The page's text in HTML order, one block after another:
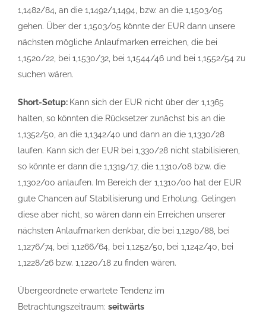
1,1482/84, an die 1,1492/1,1494, bzw. an die 1,1503/05
gehen. Über der 1,1503/05 könnte der EUR dann unsere
nächsten mögliche Anlaufmarken erreichen, die bei
1,1520/22, bei 1,1530/32, bei 1,1544/46 und bei 1,1552/54 zu
suchen wären.
Short-Setup: Kann sich der EUR nicht über der 1,1365
halten, so könnten die Rücksetzer zunächst bis an die
1,1352/50, an die 1,1342/40 und dann an die 1,1330/28
laufen. Kann sich der EUR bei 1,330/28 nicht stabilisieren,
so könnte er dann die 1,1319/17, die 1,1310/08 bzw. die
1,1302/00 anlaufen. Im Bereich der 1,1310/00 hat der EUR
gute Chancen auf Stabilisierung und Erholung. Gelingen
diese aber nicht, so wären dann ein Erreichen unserer
nächsten Anlaufmarken denkbar, die bei 1,1290/88, bei
1,1276/74, bei 1,1266/64, bei 1,1252/50, bei 1,1242/40, bei
1,1228/26 bzw. 1,1220/18 zu finden wären.
Übergeordnete erwartete Tendenz im
Betrachtungszeitraum: seitwärts